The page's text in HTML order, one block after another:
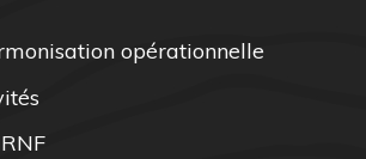
opérationnelle